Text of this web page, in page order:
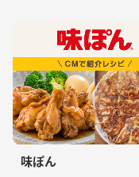
味ぽん